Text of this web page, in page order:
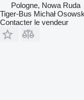
Pologne, Nowa Ruda
Tiger-Bus Michał
Contacter le vendeur